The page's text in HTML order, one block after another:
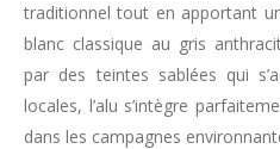
traditionnel tout en apportant
blanc classique au gris
par des teintes sablées qui
locales, l’alu s’intègre
dans les campagnes